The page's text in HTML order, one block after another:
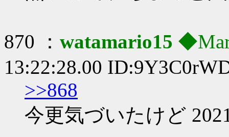
870 ： watamario15
13:22:28.00
>>868
今更気づいたけど